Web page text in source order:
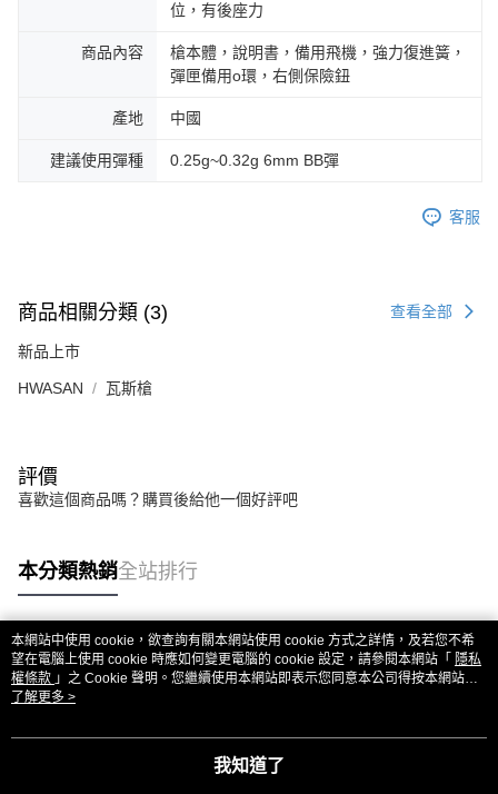
位，有後座力
商品內容
槍本體，說明書，備用飛機，強力復進簧，
彈匣備用o環，右側保險鈕
產地 中國
建議使用彈種 0.25g~0.32g 6mm BB彈
客服
商品相關分類 (3) 查看全部
新品上市
HWASAN 瓦斯槍
評價
喜歡這個商品嗎？購買後給他一個好評吧
本分類熱銷全站排行
熱門標籤
本網站中使用 cookie，欲查詢有關本網站使用 cookie 方式之詳情，及若您不希
望在電腦上使用 cookie 時應如何變更電腦的 cookie 設定，請參閱本網站「 隱私
權條款 」之 Cookie 聲明。您繼續使用本網站即表示您同意本公司得按本網站使
用條款之 Cookie 聲明使用 cookie。
了解更多 >
我知道了